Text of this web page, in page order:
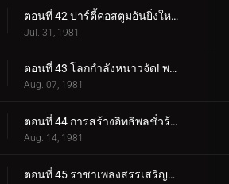
ตอนที่ 42 ปาร์ตี้คอสตูมอันยิ่งใหญ่ของจอมพลปีศาจ
Jul. 31, 1981
ตอนที่ 43 โลกกำลังหนาวจัด! พลังของมอนสเตอร์พัดลมไฟฟ้า!
Aug. 07, 1981
ตอนที่ 44 การสร้างอิทธิพลชั่วร้ายของสัตว์ประหลาด Nyokinyoki Hashigo
Aug. 14, 1981
ตอนที่ 45 ราชาเพลงสรรเสริญสัตว์ประหลาดที่ยอดเยี่ยมที่สุดที่คุณนึกถึง